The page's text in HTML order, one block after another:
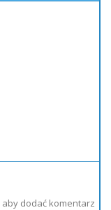
aby dodać komentarz